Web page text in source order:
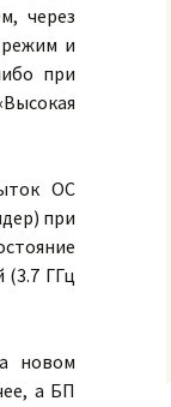
через
режим и
при
ОС
при
(3.7 ГГц
новом
а БП